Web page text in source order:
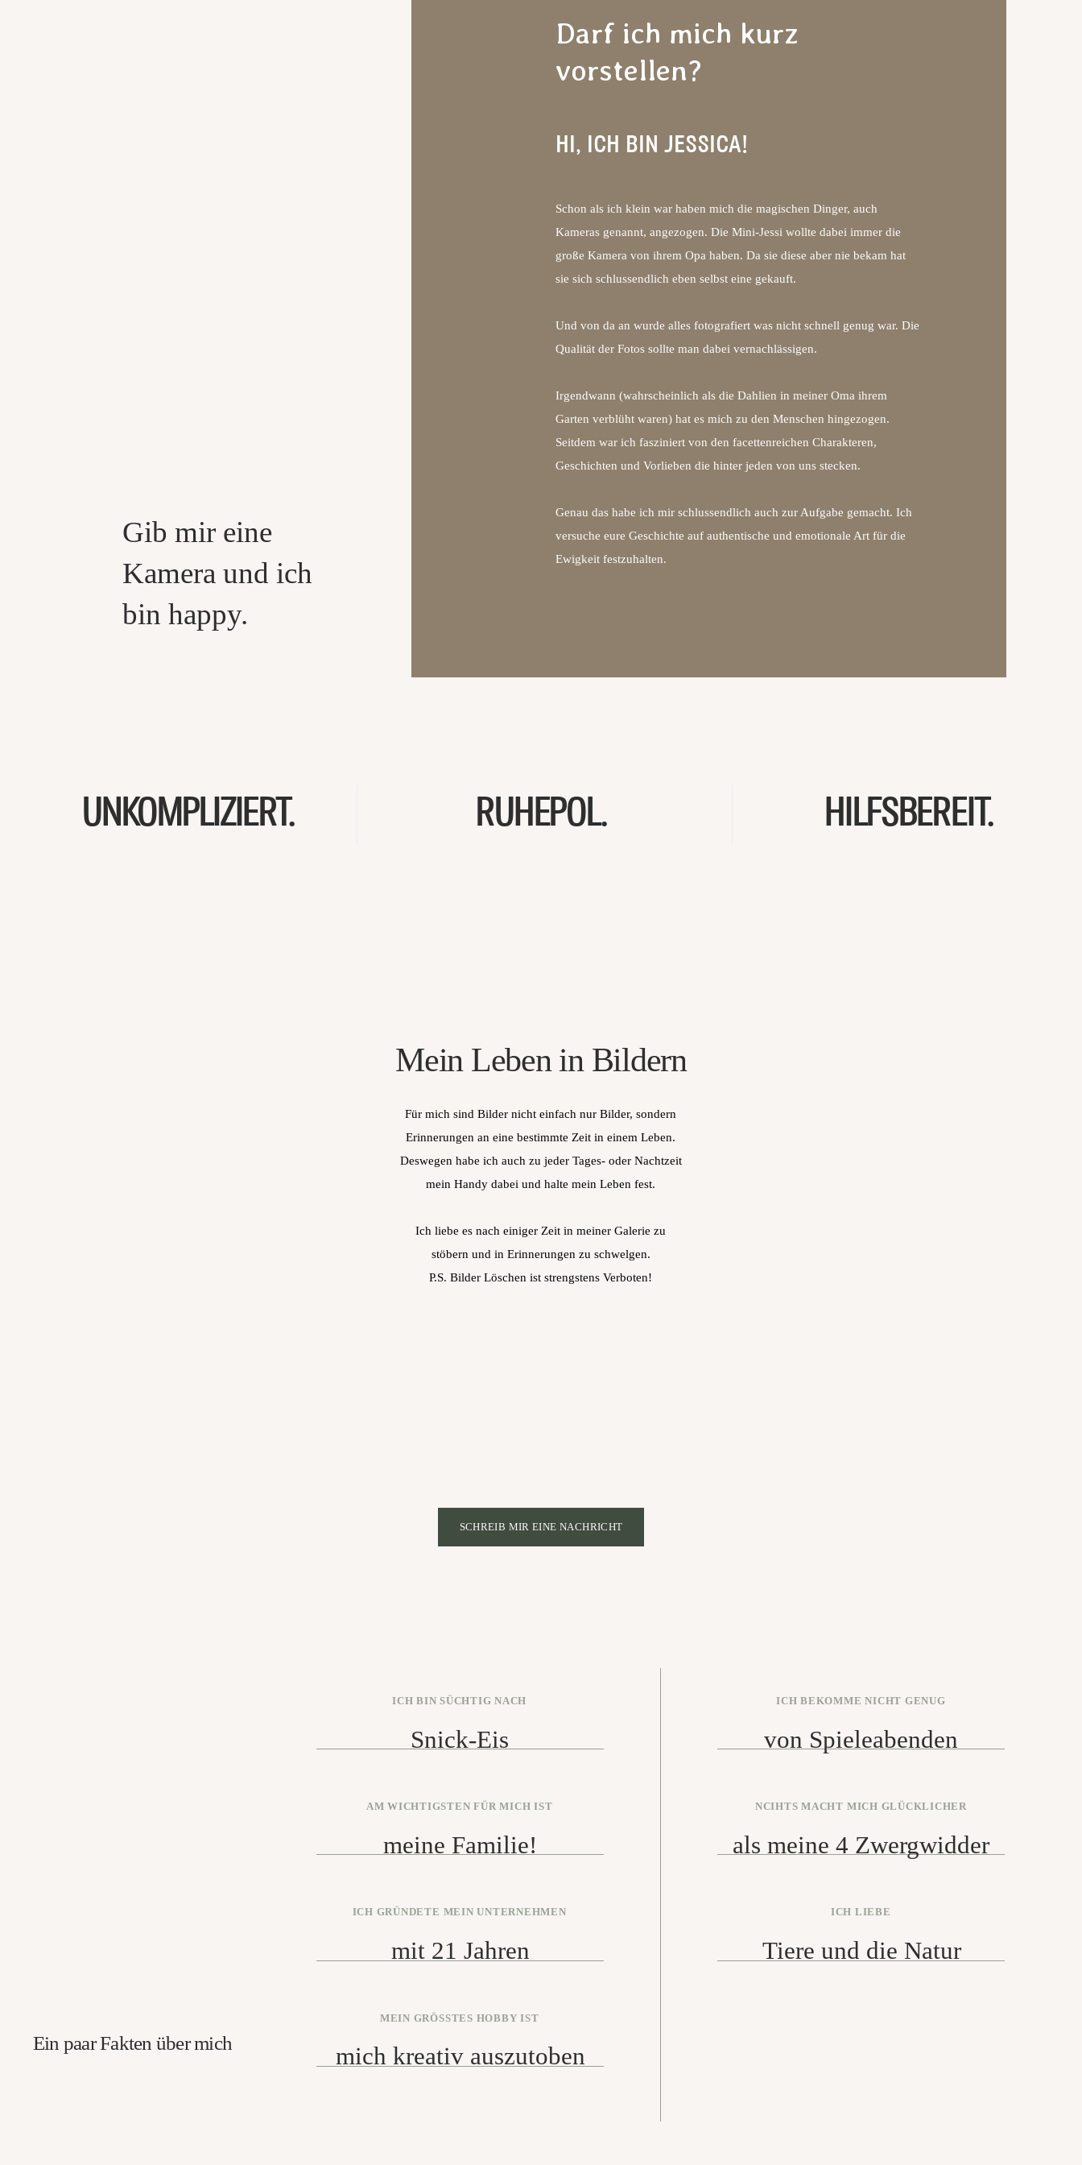
Darf ich mich kurz
vorstellen?
HI, ICH BIN JESSICA!
Schon als ich klein war haben mich die magischen Dinger, auch
Kameras genannt, angezogen. Die Mini-Jessi wollte dabei immer die
große Kamera von ihrem Opa haben. Da sie diese aber nie bekam hat
sie sich schlussendlich eben selbst eine gekauft.
Und von da an wurde alles fotografiert was nicht schnell genug war. Die
Qualität der Fotos sollte man dabei vernachlässigen.
Irgendwann (wahrscheinlich als die Dahlien in meiner Oma ihrem
Garten verblüht waren) hat es mich zu den Menschen hingezogen.
Seitdem war ich fasziniert von den facettenreichen Charakteren,
Geschichten und Vorlieben die hinter jeden von uns stecken.
Genau das habe ich mir schlussendlich auch zur Aufgabe gemacht. Ich
versuche eure Geschichte auf authentische und emotionale Art für die
Ewigkeit festzuhalten.
Gib mir eine
Kamera und ich
bin happy.
RUHEPOL. HILFSBEREIT.
UNKOMPLIZIERT.
Mein Leben in Bildern
Für mich sind Bilder nicht einfach nur Bilder, sondern
Erinnerungen an eine bestimmte Zeit in einem Leben.
Deswegen habe ich auch zu jeder Tages- oder Nachtzeit
mein Handy dabei und halte mein Leben fest.
Ich liebe es nach einiger Zeit in meiner Galerie zu
stöbern und in Erinnerungen zu schwelgen.
P.S. Bilder Löschen ist strengstens Verboten!
SCHREIB MIR EINE NACHRICHT
ICH BEKOMME NICHT GENUG
ICH BIN SÜCHTIG NACH
Snick-Eis von Spieleabenden
NCIHTS MACHT MICH GLÜCKLICHER
AM WICHTIGSTEN FÜR MICH IST
als meine 4 Zwergwidder
meine Familie!
ICH LIEBE
ICH GRÜNDETE MEIN UNTERNEHMEN
Tiere und die Natur
mit 21 Jahren
MEIN GRÖSSTES HOBBY IST
Ein paar Fakten über mich mich kreativ auszutoben